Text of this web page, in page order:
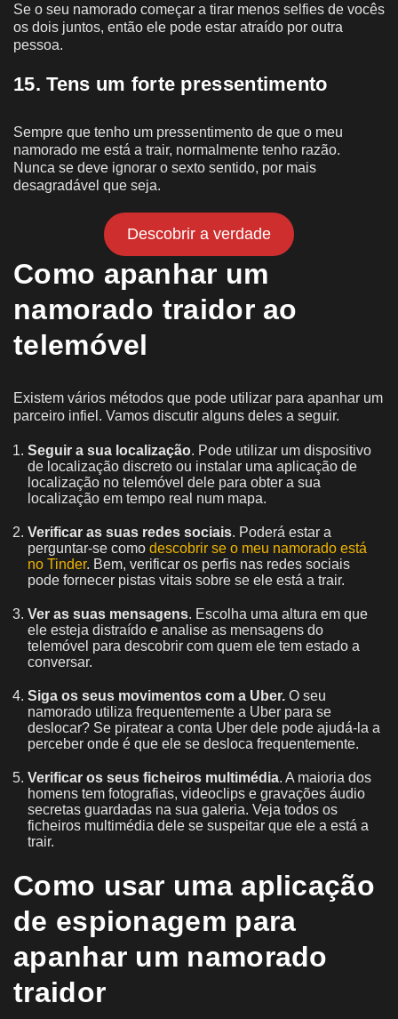
Se o seu namorado começar a tirar menos selfies de vocês
os dois juntos, então ele pode estar atraído por outra
pessoa.
15. Tens um forte pressentimento
Sempre que tenho um pressentimento de que o meu
namorado me está a trair, normalmente tenho razão.
Nunca se deve ignorar o sexto sentido, por mais
desagradável que seja.
Descobrir a verdade
Como apanhar um
namorado traidor ao
telemóvel
Existem vários métodos que pode utilizar para apanhar um
parceiro infiel. Vamos discutir alguns deles a seguir.
Seguir a sua localização. Pode utilizar um dispositivo
de localização discreto ou instalar uma aplicação de
localização no telemóvel dele para obter a sua
localização em tempo real num mapa.
Verificar as suas redes sociais. Poderá estar a
perguntar-se como descobrir se o meu namorado está
no Tinder. Bem, verificar os perfis nas redes sociais
pode fornecer pistas vitais sobre se ele está a trair.
Ver as suas mensagens. Escolha uma altura em que
ele esteja distraído e analise as mensagens do
telemóvel para descobrir com quem ele tem estado a
conversar.
Siga os seus movimentos com a Uber. O seu
namorado utiliza frequentemente a Uber para se
deslocar? Se piratear a conta Uber dele pode ajudá-la a
perceber onde é que ele se desloca frequentemente.
Verificar os seus ficheiros multimédia. A maioria dos
homens tem fotografias, videoclips e gravações áudio
secretas guardadas na sua galeria. Veja todos os
ficheiros multimédia dele se suspeitar que ele a está a
trair.
Como usar uma aplicação
de espionagem para
apanhar um namorado
traidor